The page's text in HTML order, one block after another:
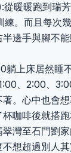
暖暖跑到瑞芳
。而且每次
邊手與腳不能
躺上床居然睡
、2:00、
。心中也會
咖啡後就搭跑
灣至石門劉
想超過別人